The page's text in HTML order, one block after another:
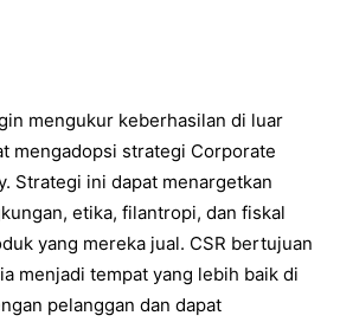
mengukur keberhasilan di luar
mengadopsi strategi Corporate
Strategi ini dapat menargetkan
etika, filantropi, dan fiskal
yang mereka jual. CSR bertujuan
menjadi tempat yang lebih baik di
pelanggan dan dapat